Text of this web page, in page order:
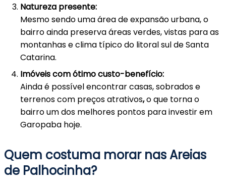
Natureza presente:
Mesmo sendo uma área de expansão urbana, o
bairro ainda preserva áreas verdes, vistas para as
montanhas e clima típico do litoral sul de Santa
Catarina.
Imóveis com ótimo custo-benefício:
Ainda é possível encontrar casas, sobrados e
terrenos com preços atrativos,o que torna o
bairro um dos melhores pontos para investir em
Garopaba hoje.
Quem costuma morar nas Areias
de Palhocinha?